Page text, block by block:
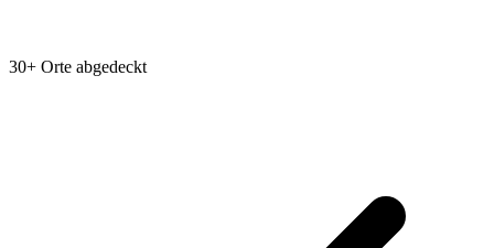
30+ Orte abgedeckt